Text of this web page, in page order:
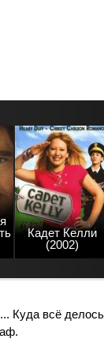
Кадет Келли
(2002)
Куда всё